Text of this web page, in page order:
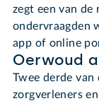
zegt een van de
ondervraagden
app of online
Oerwoud
Twee derde van
zorgverleners